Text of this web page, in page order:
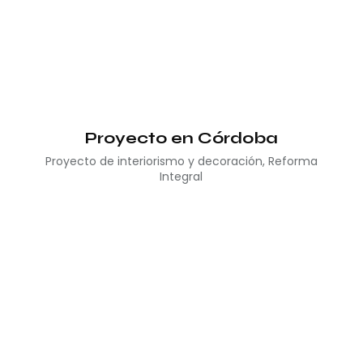
Proyecto en Córdoba
Proyecto de interiorismo y decoración, Reforma
Integral